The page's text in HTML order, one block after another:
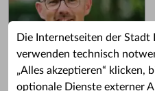
Die Internetseiten der Stadt
verwenden technisch
„Alles akzeptieren“ klicken,
optionale Dienste externer
Grußwort des OB